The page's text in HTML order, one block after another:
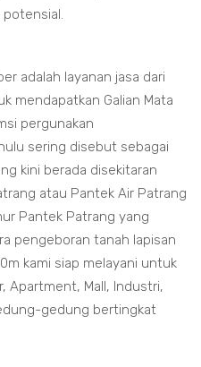
adalah layanan jasa dari
mendapatkan Galian Mata
pergunakan
sering disebut sebagai
kini berada disekitaran
atau Pantek Air Patrang
Pantek Patrang yang
pengeboran tanah lapisan
kami siap melayani untuk
Apartment, Mall, Industri,
gedung bertingkat